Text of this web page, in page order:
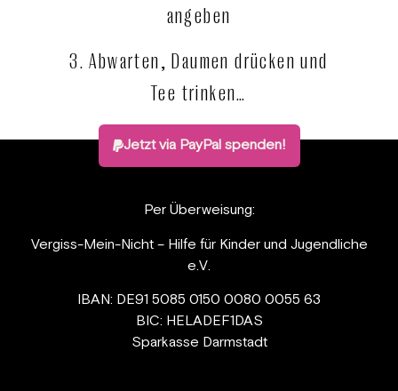
angeben
3. Abwarten, Daumen drücken und
Tee trinken…
Jetzt via PayPal spenden!
Per Überweisung:
Vergiss-Mein-Nicht – Hilfe für Kinder und Jugendliche
e.V.
IBAN: DE91 5085 0150 0080 0055 63
BIC: HELADEF1DAS
Sparkasse Darmstadt